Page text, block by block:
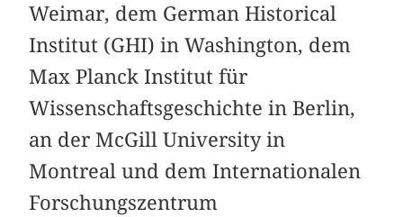
Weimar, dem German Historical
Institut (GHI) in Washington, dem
Max Planck Institut für
Wissenschaftsgeschichte in Berlin,
an der McGill University in
Montreal und dem Internationalen
Forschungszentrum